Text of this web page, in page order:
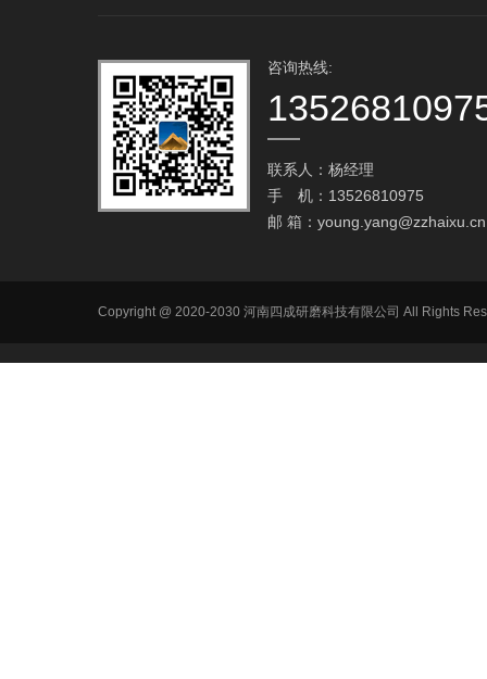
咨询热线:
联系人：杨经理
手 机：13526810975
邮 箱： young.yang@zzhaixu.cn
Copyright @ 2020-2030 河南四成研磨科技有限公司 All Rights